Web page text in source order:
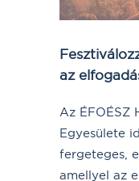
az
Az ÉFOÉSZ
Egyesülete
fergeteges,
amellyel az